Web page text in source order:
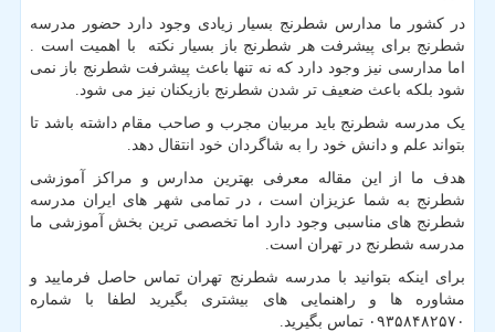
در کشور ما مدارس شطرنج بسیار زیادی وجود دارد حضور مدرسه
شطرنج برای پیشرفت هر شطرنج باز بسیار نکته با اهمیت است .
اما مدارسی نیز وجود دارد که نه تنها باعث پیشرفت شطرنج باز نمی
شود بلکه باعث ضعیف تر شدن شطرنج بازیکنان نیز می شود.
یک مدرسه شطرنج باید مربیان مجرب و صاحب مقام داشته باشد تا
بتواند علم و دانش خود را به شاگردان خود انتقال دهد.
هدف ما از این مقاله معرفی بهترین مدارس و مراکز آموزشی
شطرنج به شما عزیزان است ، در تمامی شهر های ایران مدرسه
شطرنج های مناسبی وجود دارد اما تخصصی ترین بخش آموزشی ما
مدرسه شطرنج در تهران است.
برای اینکه بتوانید با مدرسه شطرنج تهران تماس حاصل فرمایید و
مشاوره ها و راهنمایی های بیشتری بگیرید لطفا با شماره
۰۹۳۵۸۴۸۲۵۷۰ تماس بگیرید.